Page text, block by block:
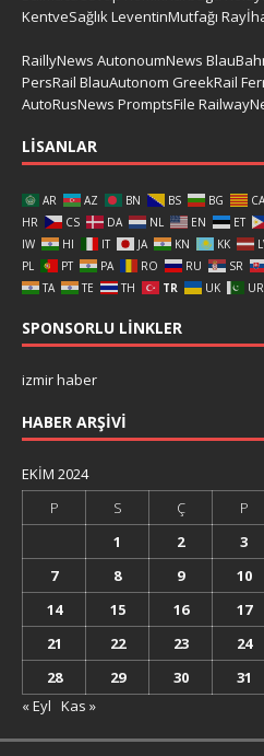
KentveSağlıkLeventinMutfağı
RaillyNews AutonoumNews
PersRail BlauAutonom GreekRail
AutoRusNews PromptsFile
LISANLAR
AR AZ BN BS BG CA
HR
CS DA NL EN ET
IW
HI IT JA KN KK
PL
PT PA RO RU SR
TA
TE TH TR UK UR
SPONSORLU LINKLER
izmir haber
HABER ARŞIVI
EKIM 2024
P
S Ç P
1
2 3
7
8 9 10
14
15 16 17
21
22 23 24
28
29 30
31
« Eyl Kas »